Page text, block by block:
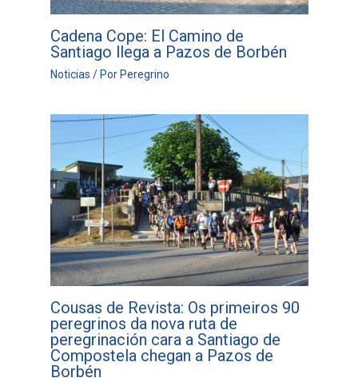
Cadena Cope: El Camino de
Santiago llega a Pazos de Borbén
Noticias / Por Peregrino
Cousas de Revista: Os primeiros 90
peregrinos da nova ruta de
peregrinación cara a Santiago de
Compostela chegan a Pazos de
Borbén